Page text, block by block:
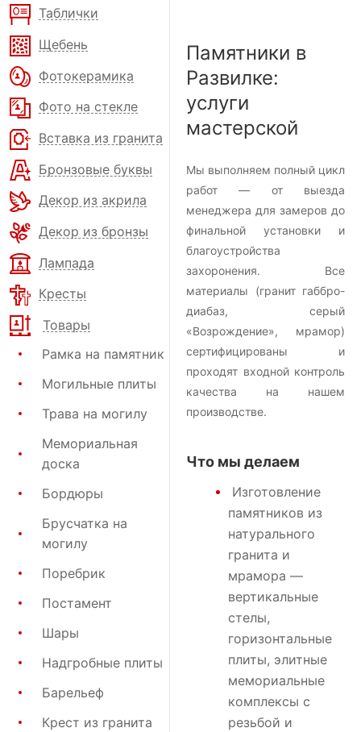
Таблички
Щебень
Фотокерамика
Фото на стекле
Вставка из гранита
Бронзовые буквы
Декор из акрила
Декор из бронзы
Лампада
Кресты
Товары
Рамка на памятник
Могильные плиты
Трава на могилу
Мемориальная
доска
Бордюры
Брусчатка на
могилу
Поребрик
Постамент
Шары
Надгробные плиты
Барельеф
Крест из гранита
Памятники в
Развилке:
услуги
мастерской
Мы выполняем полный цикл
работ — от выезда
менеджера для замеров до
финальной установки и
благоустройства
захоронения. Все
материалы (гранит габбро-
диабаз, серый
«Возрождение», мрамор)
сертифицированы и
проходят входной контроль
качества на нашем
производстве.
Что мы делаем
Изготовление
памятников из
натурального
гранита и
мрамора —
вертикальные
стелы,
горизонтальные
плиты, элитные
мемориальные
комплексы с
резьбой и